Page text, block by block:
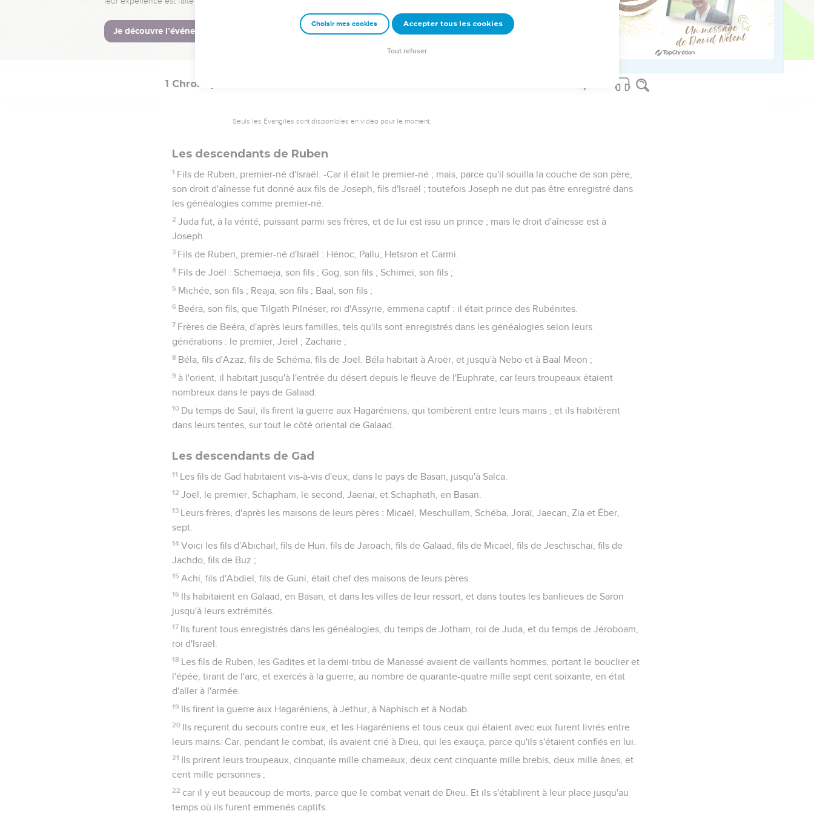
Il y eut aussi des fils de Siméon qui allèrent à la montagne de Séir, au nombre de cinq cents hommes. Ils
avaient à leur tête Pelathia, Nearia, Rephaja et Uziel, fils de Jischeï.
Ils battirent le reste des réchappés d'Amalek, et ils s'établirent là jusqu'à ce jour.
1 Chroniques
Seuls les Évangiles sont disponibles en vidéo pour le moment.
Les descendants de Ruben
1 Fils de Ruben, premier-né d'Israël. -Car il était le premier-né ; mais, parce qu'il souilla la couche de son père,
son droit d'aînesse fut donné aux fils de Joseph, fils d'Israël ; toutefois Joseph ne dut pas être enregistré dans
les généalogies comme premier-né.
2 Juda fut, à la vérité, puissant parmi ses frères, et de lui est issu un prince ; mais le droit d'aînesse est à
Joseph.
3 Fils de Ruben, premier-né d'Israël : Hénoc, Pallu, Hetsron et Carmi.
4 Fils de Joël : Schemaeja, son fils ; Gog, son fils ; Schimeï, son fils ;
5 Michée, son fils ; Reaja, son fils ; Baal, son fils ;
6 Beéra, son fils, que Tilgath Pilnéser, roi d'Assyrie, emmena captif : il était prince des Rubénites.
7 Frères de Beéra, d'après leurs familles, tels qu'ils sont enregistrés dans les généalogies selon leurs
générations : le premier, Jeïel ; Zacharie ;
8 Béla, fils d'Azaz, fils de Schéma, fils de Joël. Béla habitait à Aroër, et jusqu'à Nebo et à Baal Meon ;
9 à l'orient, il habitait jusqu'à l'entrée du désert depuis le fleuve de l'Euphrate, car leurs troupeaux étaient
nombreux dans le pays de Galaad.
10 Du temps de Saül, ils firent la guerre aux Hagaréniens, qui tombèrent entre leurs mains ; et ils habitèrent
dans leurs tentes, sur tout le côté oriental de Galaad.
Les descendants de Gad
11 Les fils de Gad habitaient vis-à-vis d'eux, dans le pays de Basan, jusqu'à Salca.
12 Joël, le premier, Schapham, le second, Jaenaï, et Schaphath, en Basan.
13 Leurs frères, d'après les maisons de leurs pères : Micaël, Meschullam, Schéba, Joraï, Jaecan, Zia et Éber,
sept.
14 Voici les fils d'Abichaïl, fils de Huri, fils de Jaroach, fils de Galaad, fils de Micaël, fils de Jeschischaï, fils de
Jachdo, fils de Buz ;
15 Achi, fils d'Abdiel, fils de Guni, était chef des maisons de leurs pères.
16 Ils habitaient en Galaad, en Basan, et dans les villes de leur ressort, et dans toutes les banlieues de Saron
jusqu'à leurs extrémités.
17 Ils furent tous enregistrés dans les généalogies, du temps de Jotham, roi de Juda, et du temps de Jéroboam,
roi d'Israël.
18 Les fils de Ruben, les Gadites et la demi-tribu de Manassé avaient de vaillants hommes, portant le bouclier et
l'épée, tirant de l'arc, et exercés à la guerre, au nombre de quarante-quatre mille sept cent soixante, en état
d'aller à l'armée.
19 Ils firent la guerre aux Hagaréniens, à Jethur, à Naphisch et à Nodab.
20 Ils reçurent du secours contre eux, et les Hagaréniens et tous ceux qui étaient avec eux furent livrés entre
leurs mains. Car, pendant le combat, ils avaient crié à Dieu, qui les exauça, parce qu'ils s'étaient confiés en lui.
21 Ils prirent leurs troupeaux, cinquante mille chameaux, deux cent cinquante mille brebis, deux mille ânes, et
cent mille personnes ;
22 car il y eut beaucoup de morts, parce que le combat venait de Dieu. Et ils s'établirent à leur place jusqu'au
temps où ils furent emmenés captifs.
Choisir mes cookies Accepter tous les cookies
Tout refuser